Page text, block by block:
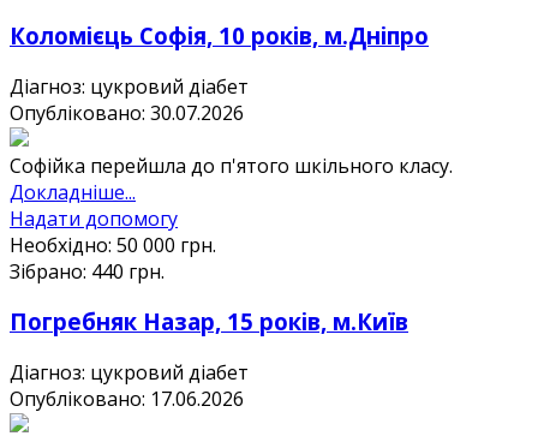
Коломієць Софія, 10 років, м.Дніпро
Діагноз: цукровий діабет
Опубліковано: 30.07.2026
Софійка перейшла до п'ятого шкільного класу.
Докладніше...
Надати допомогу
Необхідно: 50 000 грн.
Зібрано: 440 грн.
Погребняк Назар, 15 років, м.Київ
Діагноз: цукровий діабет
Опубліковано: 17.06.2026